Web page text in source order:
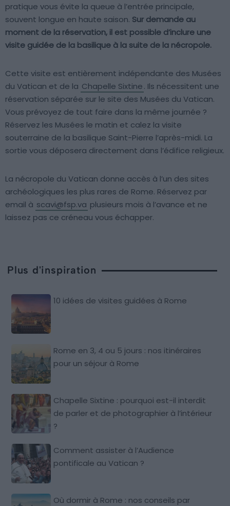
pratique vous évite la queue à l’entrée principale,
souvent longue en haute saison. Sur demande au
moment de la réservation, il est possible d’inclure une
visite guidée de la basilique à la suite de la nécropole.
Cette visite est entièrement indépendante des Musées
du Vatican et de la Chapelle Sixtine. Ils nécessitent une
réservation séparée sur le site des Musées du Vatican.
Vous prévoyez de tout faire dans la même journée ?
Réservez les Musées le matin et calez la visite
souterraine de la basilique Saint-Pierre l’après-midi. La
sortie vous déposera directement dans l’édifice religieux.
La nécropole du Vatican donne accès à l’un des sites
archéologiques les plus rares de Rome. Réservez par
email à scavi@fsp.va plusieurs mois à l’avance et ne
laissez pas ce créneau vous échapper.
Plus d'inspiration
10 idées de visites guidées à Rome
Rome en 3, 4 ou 5 jours : nos itinéraires
pour un séjour à Rome
Chapelle Sixtine : pourquoi est-il interdit
de parler et de photographier à l’intérieur
?
Comment assister à l’Audience
pontificale au Vatican ?
Où dormir à Rome : nos conseils par